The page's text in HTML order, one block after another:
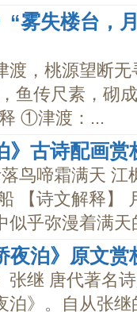
“雾失楼台，
渡，桃源望断
鱼传尺素，砌
①津渡：...
》古诗配画赏
鸟啼霜满天 江
【诗文解释】
似乎弥漫着满
夜泊》原文赏
张继 唐代著名
泊》。自从张